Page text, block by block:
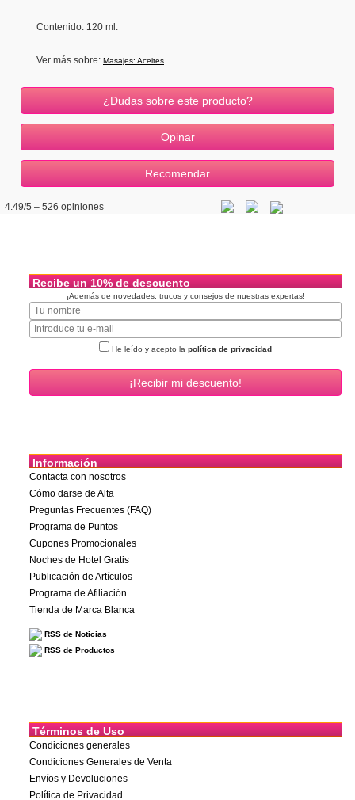
Contenido: 120 ml.
Ver más sobre: Masajes: Aceites
¿Dudas sobre este producto?
4.49/5 – 526 opiniones
Recibe un 10% de descuento
¡Además de novedades, trucos y consejos de nuestras expertas!
He leído y acepto la política de privacidad
Información
Contacta con nosotros
Cómo darse de Alta
Preguntas Frecuentes (FAQ)
Programa de Puntos
Cupones Promocionales
Noches de Hotel Gratis
Publicación de Artículos
Programa de Afiliación
Tienda de Marca Blanca
RSS de Noticias
RSS de Productos
Términos de Uso
Condiciones generales
Condiciones Generales de Venta
Envíos y Devoluciones
Política de Privacidad